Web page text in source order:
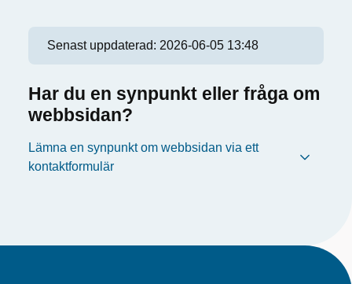
Senast uppdaterad: 2026-06-05 13:48
Har du en synpunkt eller fråga om
webbsidan?
Lämna en synpunkt om webbsidan via ett
kontaktformulär